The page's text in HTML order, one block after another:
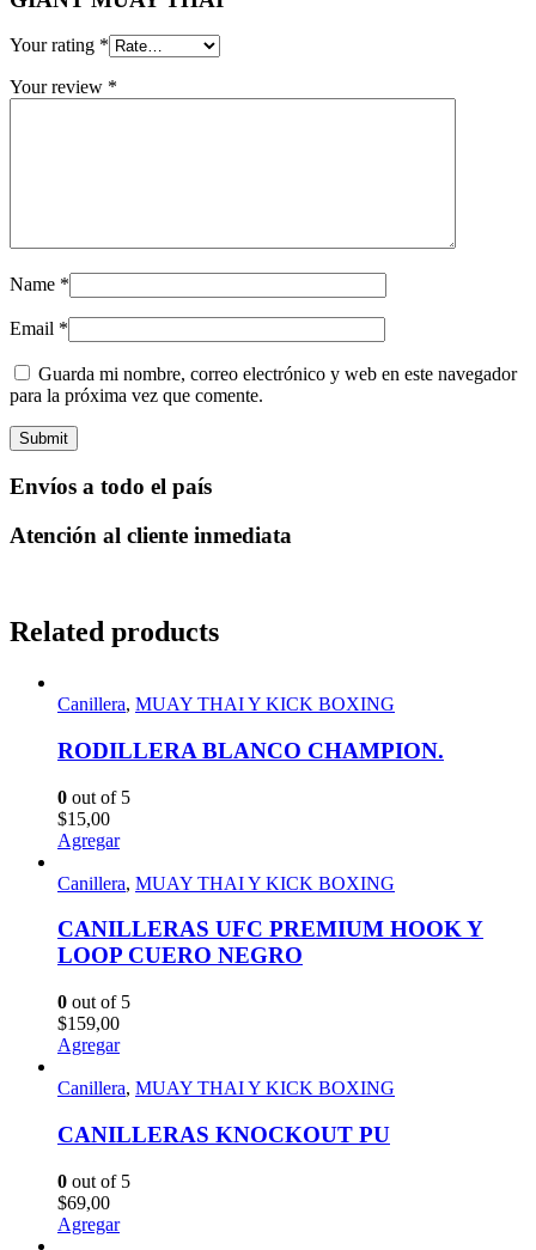
Your rating *
Your review *
Name *
Email *
Guarda mi nombre, correo electrónico y web en este navegador
para la próxima vez que comente.
Envíos a todo el país
Atención al cliente inmediata
Related products
Canillera, MUAY THAI Y KICK BOXING
RODILLERA BLANCO CHAMPION.
0 out of 5
$15,00
Agregar
Canillera, MUAY THAI Y KICK BOXING
CANILLERAS UFC PREMIUM HOOK Y
LOOP CUERO NEGRO
0 out of 5
$159,00
Agregar
Canillera, MUAY THAI Y KICK BOXING
CANILLERAS KNOCKOUT PU
0 out of 5
$69,00
Agregar